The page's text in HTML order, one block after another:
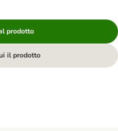
prodotto
il prodotto